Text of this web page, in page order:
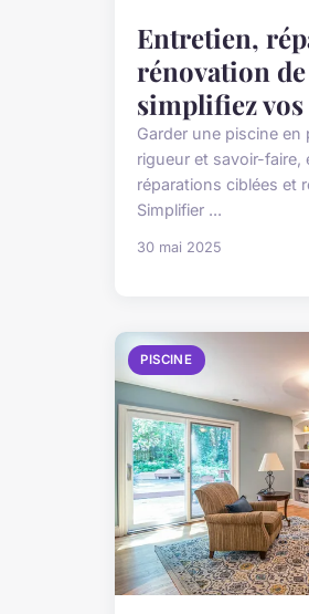
Entretien,
rénovation
simplifiez
Garder une piscine
rigueur et savoir-faire,
réparations ciblées et
Simplifier ...
30 mai 2025
PISCINE